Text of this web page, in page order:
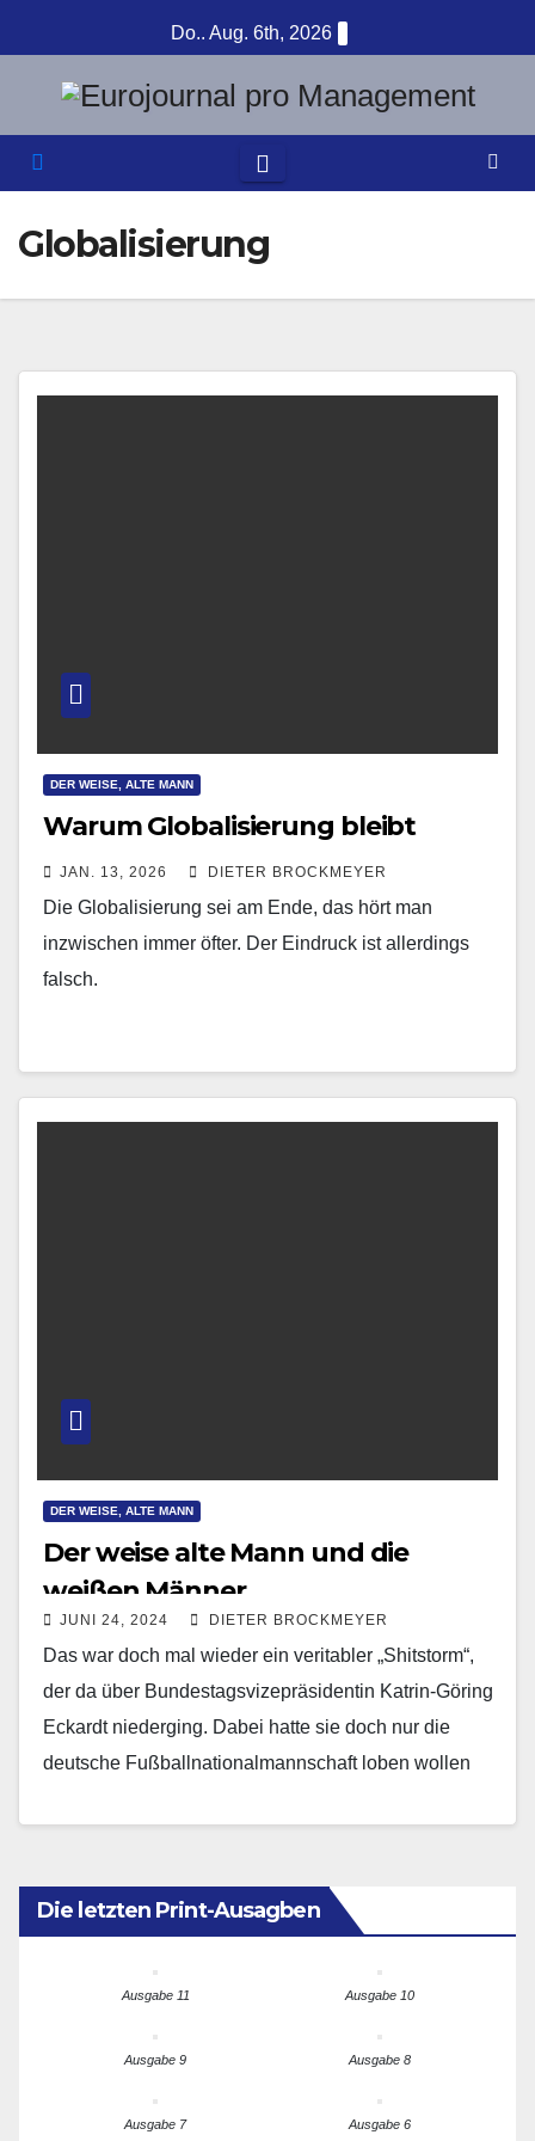
Inhalt
springen
Do.. Aug. 6th, 2026
Globalisierung
DER WEISE, ALTE MANN
Warum Globalisierung bleibt
JAN. 13, 2026 DIETER BROCKMEYER
Die Globalisierung sei am Ende, das hört man
inzwischen immer öfter. Der Eindruck ist allerdings
falsch.
DER WEISE, ALTE MANN
Der weise alte Mann und die
weißen Männer
JUNI 24, 2024 DIETER BROCKMEYER
Das war doch mal wieder ein veritabler „Shitstorm“,
der da über Bundestagsvizepräsidentin Katrin-Göring
Eckardt niederging. Dabei hatte sie doch nur die
deutsche Fußballnationalmannschaft loben wollen
Die letzten Print-Ausagben
Ausgabe 11 Ausgabe 10
Ausgabe 9 Ausgabe 8
Ausgabe 7 Ausgabe 6